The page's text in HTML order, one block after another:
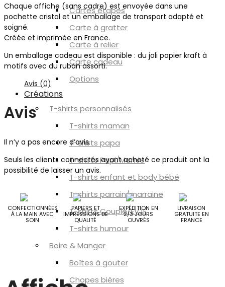
Cartes étapes
Carte à gratter
Carte à relier
Carte cadeau
Options
Créations
T-shirts personnalisés
T-shirts maman
T-shirts papa
T-shirts Papi/Mamie
T-shirts enfant et body bébé
T-shirts parrain/marraine
T-shirts Couple/EVJF
T-shirts humour
Boire & Manger
Boîtes à gouter
Chopes bières
Chaque affiche (sans cadre) est envoyée dans une
pochette cristal et un emballage de transport adapté et
soigné.
Créée et imprimée en France.
Un emballage cadeau est disponible : du joli papier kraft à
motifs avec du ruban assorti.
Avis (0)
Avis
Il n’y a pas encore d’avis.
Seuls les clients connectés ayant acheté ce produit ont la
possibilité de laisser un avis.
CONFECTIONNÉES
À LA MAIN AVEC
SOIN
PAPIERS ET
IMPRESSIONS DE
QUALITÉ
EXPÉDITION EN
2/3 JOURS
OUVRÉS
LIVRAISON
GRATUITE EN
FRANCE